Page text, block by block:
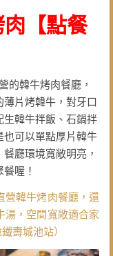
【點餐
的韓牛烤肉餐廳，
片烤韓牛，對牙口
韓牛拌飯、石鍋拌
可以單點厚片韓牛
廳環境寬敞明亮，
喔！
營韓牛烤肉餐廳，還
湯，空間寬敞適合家
壽城池站）